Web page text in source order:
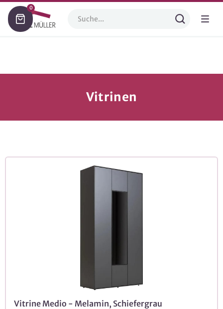
0
Vitrinen
Vitrine Medio - Melamin, Schiefergrau